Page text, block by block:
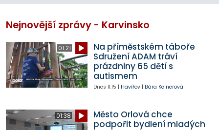
Nejnovější zprávy - Karvinsko
01:21
Na příměstském táboře
Sdružení ADAM tráví
prázdniny 65 dětí s
autismem
Dnes 11:15 | Havířov| Bára Kelnerová
01:38
Město Orlová chce
podpořit bydlení mladých